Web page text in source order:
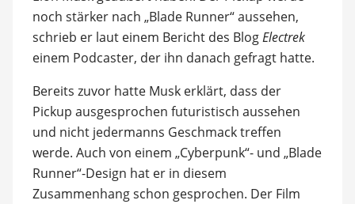
noch stärker nach „Blade Runner“ aussehen,
schrieb er laut einem Bericht des BlogElectrek
einem Podcaster, der ihn danach gefragt hatte.
Bereits zuvor hatte Musk erklärt, dass der
Pickup ausgesprochen futuristisch aussehen
und nicht jedermanns Geschmack treffen
werde. Auch von einem „Cyberpunk“- und „Blade
Runner“-Design hat er in diesem
Zusammenhang schon gesprochen. Der Film